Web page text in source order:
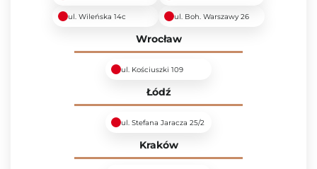
ul. Wileńska 14c ul. Boh. Warszawy 26
Wrocław
ul. Kościuszki 109
Łódź
ul. Stefana Jaracza 25/2
Kraków